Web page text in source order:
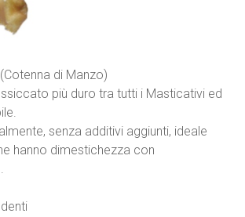
di Manzo)
più duro tra tutti i Masticativi ed
senza additivi aggiunti, ideale
hanno dimestichezza con